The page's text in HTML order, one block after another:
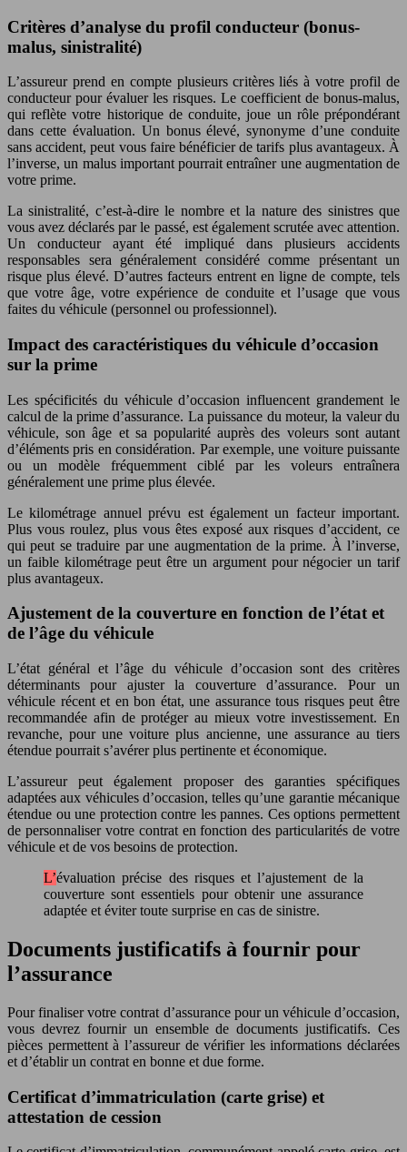
Critères d’analyse du profil conducteur (bonus-
malus, sinistralité)
L’assureur prend en compte plusieurs critères liés à votre profil de
conducteur pour évaluer les risques. Le coefficient de bonus-malus,
qui reflète votre historique de conduite, joue un rôle prépondérant
dans cette évaluation. Un bonus élevé, synonyme d’une conduite
sans accident, peut vous faire bénéficier de tarifs plus avantageux. À
l’inverse, un malus important pourrait entraîner une augmentation de
votre prime.
La sinistralité, c’est-à-dire le nombre et la nature des sinistres que
vous avez déclarés par le passé, est également scrutée avec attention.
Un conducteur ayant été impliqué dans plusieurs accidents
responsables sera généralement considéré comme présentant un
risque plus élevé. D’autres facteurs entrent en ligne de compte, tels
que votre âge, votre expérience de conduite et l’usage que vous
faites du véhicule (personnel ou professionnel).
Impact des caractéristiques du véhicule d’occasion
sur la prime
Les spécificités du véhicule d’occasion influencent grandement le
calcul de la prime d’assurance. La puissance du moteur, la valeur du
véhicule, son âge et sa popularité auprès des voleurs sont autant
d’éléments pris en considération. Par exemple, une voiture puissante
ou un modèle fréquemment ciblé par les voleurs entraînera
généralement une prime plus élevée.
Le kilométrage annuel prévu est également un facteur important.
Plus vous roulez, plus vous êtes exposé aux risques d’accident, ce
qui peut se traduire par une augmentation de la prime. À l’inverse,
un faible kilométrage peut être un argument pour négocier un tarif
plus avantageux.
Ajustement de la couverture en fonction de l’état et
de l’âge du véhicule
L’état général et l’âge du véhicule d’occasion sont des critères
déterminants pour ajuster la couverture d’assurance. Pour un
véhicule récent et en bon état, une assurance tous risques peut être
recommandée afin de protéger au mieux votre investissement. En
revanche, pour une voiture plus ancienne, une assurance au tiers
étendue pourrait s’avérer plus pertinente et économique.
L’assureur peut également proposer des garanties spécifiques
adaptées aux véhicules d’occasion, telles qu’une garantie mécanique
étendue ou une protection contre les pannes. Ces options permettent
de personnaliser votre contrat en fonction des particularités de votre
véhicule et de vos besoins de protection.
L’évaluation précise des risques et l’ajustement de la
couverture sont essentiels pour obtenir une assurance
adaptée et éviter toute surprise en cas de sinistre.
Documents justificatifs à fournir pour
l’assurance
Pour finaliser votre contrat d’assurance pour un véhicule d’occasion,
vous devrez fournir un ensemble de documents justificatifs. Ces
pièces permettent à l’assureur de vérifier les informations déclarées
et d’établir un contrat en bonne et due forme.
Certificat d’immatriculation (carte grise) et
attestation de cession